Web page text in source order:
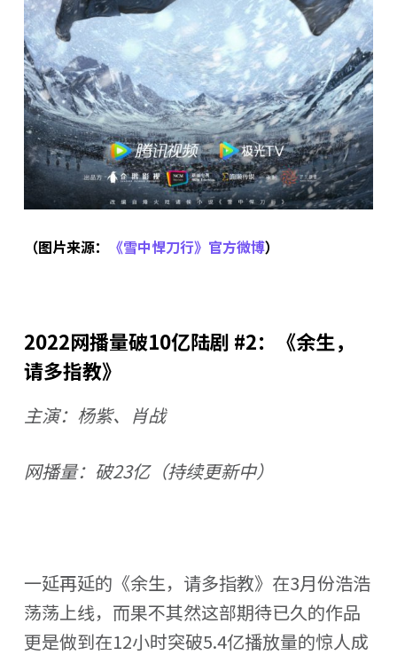
（图片来源： 《雪中悍刀行》官方微博）
2022网播量破10亿陆剧 #2：《余生，
请多指教》
主演：杨紫、肖战
网播量：破23亿（持续更新中）
一延再延的《余生，请多指教》在3月份浩浩
荡荡上线，而果不其然这部期待已久的作品
更是做到在12小时突破5.4亿播放量的惊人成